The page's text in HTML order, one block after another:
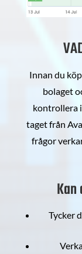
Innan du
bolaget
kontrollera
taget från
frågor
Tycker